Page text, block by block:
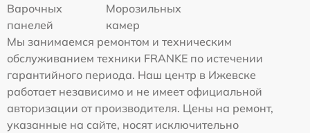
Варочных
панелей
Морозильных
камер
Мы занимаемся ремонтом и техническим
обслуживанием техники FRANKE по истечении
гарантийного периода. Наш центр в Ижевске
работает независимо и не имеет официальной
авторизации от производителя. Цены на ремонт,
указанные на сайте, носят исключительно